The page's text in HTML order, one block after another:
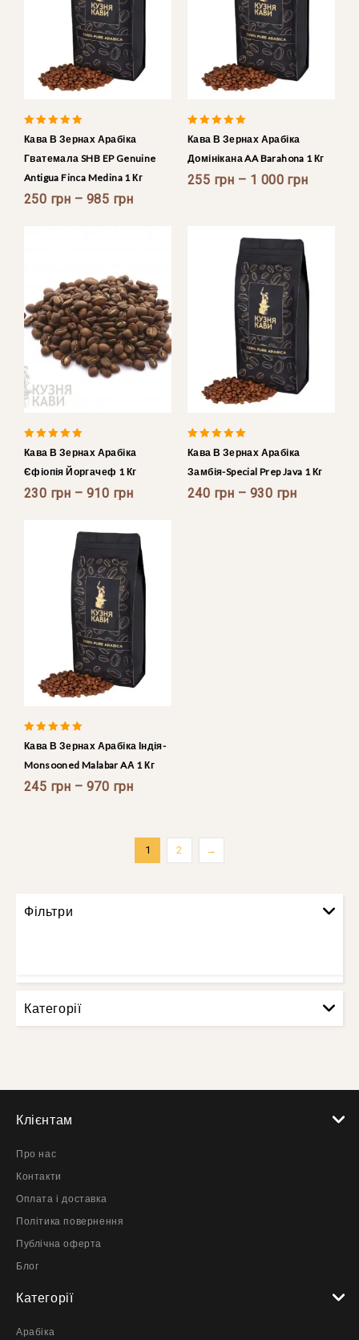
5.00
Кава В Зернах Арабіка
Гватемала SHB EP Genuine
Antigua Finca Medina 1 Кг
250 грн –985 грн
5.00
Кава В Зернах Арабіка
Домінікана AA Barahona 1 Кг
255 грн – 1 000 грн
4.88
Кава В Зернах Арабіка
Єфіопія Йоргачеф 1 Кг
230 грн –910 грн
5.00
Кава В Зернах Арабіка
Замбія-Special Prep Java 1 Кг
240 грн –930 грн
5.00
Кава В Зернах Арабіка Індія-
Monsooned Malabar AА 1 Кг
245 грн –970 грн
1 2 →
Фільтри
Категорії
Клієнтам
Про нас
Контакти
Оплата і доставка
Політика повернення
Публічна оферта
Блог
Категорії
Арабіка